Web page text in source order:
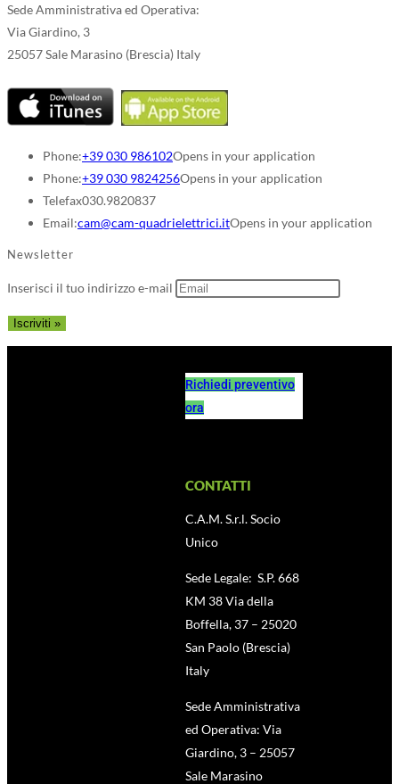
Sede Amministrativa ed Operativa:
Via Giardino, 3
25057 Sale Marasino (Brescia) Italy
Phone:+39 030 986102Opens in your application
Phone:+39 030 9824256Opens in your application
Telefax030.9820837
Email:cam@cam-quadrielettrici.itOpens in your application
Newsletter
Inserisci il tuo indirizzo e-mail
Richiedi preventivo
ora
CONTATTI
C.A.M. S.r.l. Socio
Unico
Sede Legale: S.P. 668
KM 38 Via della
Boffella, 37 – 25020
San Paolo (Brescia)
Italy
Sede Amministrativa
ed Operativa: Via
Giardino, 3 – 25057
Sale Marasino